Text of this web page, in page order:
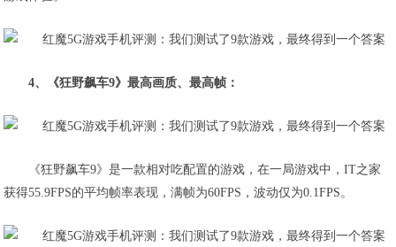
4、《狂野飙车9》最高画质、最高帧：
《狂野飙车9》是一款相对吃配置的游戏，在一局游戏中，IT之家
获得55.9FPS的平均帧率表现，满帧为60FPS ，波动仅为0.1FPS。